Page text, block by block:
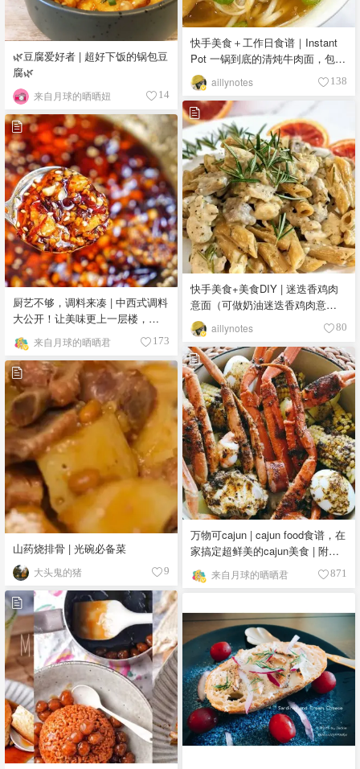
🌿豆腐爱好者 | 超好下饭的锅包豆
腐🌿
来自月球的晒晒妞 14
快手美食＋工作日食谱｜Instant
Pot 一锅到底的清炖牛肉面，包办
你的2餐以上
aillynotes 138
快手美食+美食DIY | 迷迭香鸡肉
意面（可做奶油迷迭香鸡肉意
面，配面包也好吃）
aillynotes 80
厨艺不够，调料来凑 | 中西式调料
大公开！让美味更上一层楼，附
自制辣椒油&果酱的做法
来自月球的晒晒君 173
万物可cajun | cajun food食谱，在
家搞定超鲜美的cajun美食 | 附
cajun食谱需要的调料和食材
来自月球的晒晒君 871
山药烧排骨 | 光碗必备菜
大头鬼的猪 9